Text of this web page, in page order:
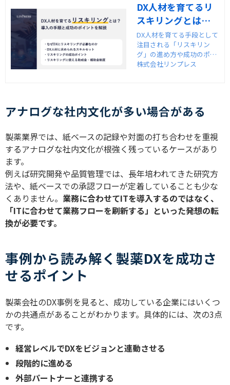
DX人材を育てるリ
スキリングとは？
導入の手順と成功
のポイントを解説
DX人材を育てる手段として
注目される「リスキリン
グ」の進め方や成功のポイ
ントを解説します。スキル
株式会社リンプレス
アナログな社内文化が多い場合がある
製薬業界では、紙ベースの記録や対面の打ち合わせを重視
するアナログな社内文化が根強く残っているケースがあり
ます。
例えば研究開発や品質管理では、長年培われてきた研究方
法や、紙ベースでの承認フローが定着していることも少な
くありません。 業務に合わせてITを導入するのではなく、
「ITに合わせて業務フローを刷新する」といった発想の転
換が必要です。
事例から読み解く製薬DXを成功さ
せるポイント
製薬会社のDX事例を見ると、成功している企業にはいくつ
かの共通点があることがわかります。具体的には、次の3点
です。
経営レベルでDXをビジョンと連動させる
段階的に進める
外部パートナーと連携する